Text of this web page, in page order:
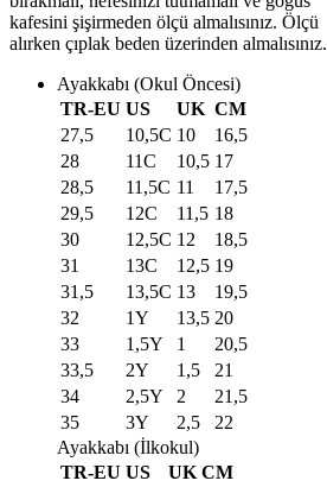
kafesini şişirmeden ölçü almalısınız. Ölçü
alırken çıplak beden üzerinden almalısınız.
Ayakkabı (Okul Öncesi)
TR-EU US UK CM
27,5
10,5C 10
16,5
28
11C 10,5 17
28,5
11,5C 11
17,5
29,5
12C 11,5 18
30
12,5C 12
18,5
31
13C 12,5 19
31,5
13,5C 13
19,5
32
1Y 13,5 20
33
1,5Y 1
20,5
33,5
2Y 1,5
21
34
2,5Y 2
21,5
35
3Y 2,5
22
Ayakkabı (İlkokul)
TR-EU US UK CM